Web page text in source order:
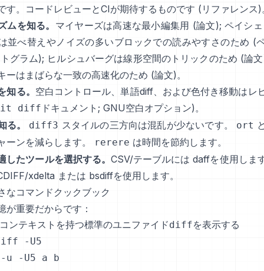
す。コードレビューとCIが期待するものです ( リファレンス)
ムを知る。 マイヤーズは高速な最小編集用 (論文); ペイシ
並べ替えやノイズの多いブロックでの読みやすさのため (
グラム); ヒルシュバーグは線形空間のトリックのため (論文
ーはまばらな一致の高速化のため (論文)。
知る。 空白コントロール、単語diff、および色付き移動はレ
diff ドキュメント ; GNU空白オプション)。
る。
diff3 スタイルの三方向は混乱が少ないです。 ort
ーンを減らします。
rerere は時間を節約します。
したツールを選択する。 CSV/テーブルには daffを使用しま
xdelta または bsdiffを使用します。
なコマンドクックブック
が重要だからです：
ンテキストを持つ標準のユニファイドdiffを表示する
-U5
u -U5 a b